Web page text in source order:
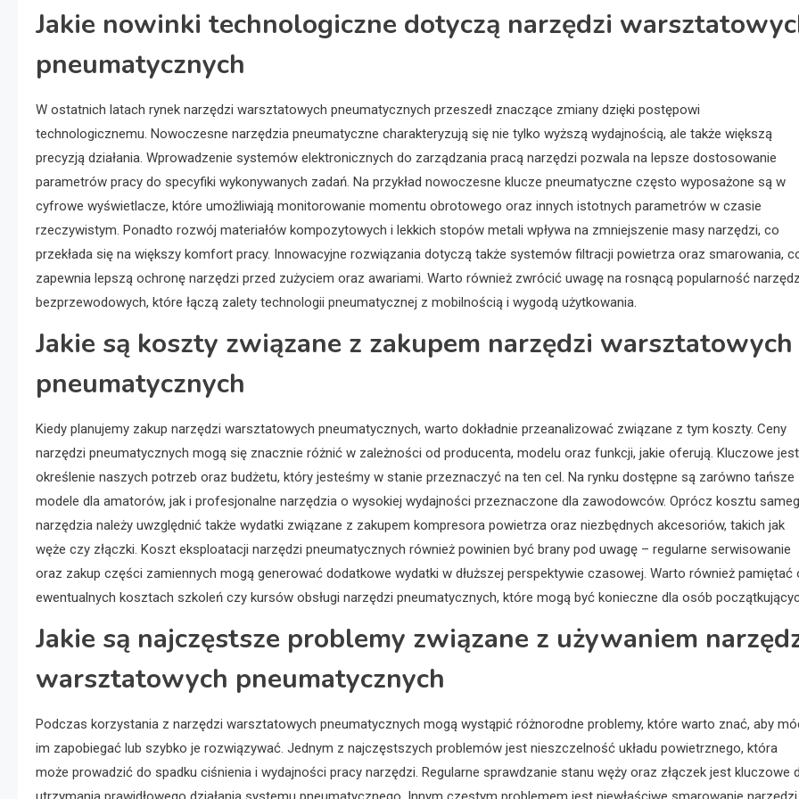
Jakie nowinki technologiczne dotyczą narzędzi
pneumatycznych
W ostatnich latach rynek narzędzi warsztatowych pneumatycznych przeszedł znaczące zmiany dzięki postępowi
technologicznemu. Nowoczesne narzędzia pneumatyczne charakteryzują się nie tylko wyższą wydajnością, ale także większą
precyzją działania. Wprowadzenie systemów elektronicznych do zarządzania pracą narzędzi pozwala na lepsze dostosowanie
parametrów pracy do specyfiki wykonywanych zadań. Na przykład nowoczesne klucze pneumatyczne często wyposażone są w
cyfrowe wyświetlacze, które umożliwiają monitorowanie momentu obrotowego oraz innych istotnych parametrów w czasie
rzeczywistym. Ponadto rozwój materiałów kompozytowych i lekkich stopów metali wpływa na zmniejszenie masy narzędzi, co
przekłada się na większy komfort pracy. Innowacyjne rozwiązania dotyczą także systemów filtracji powietrza oraz smarowania,
zapewnia lepszą ochronę narzędzi przed zużyciem oraz awariami. Warto również zwrócić uwagę na rosnącą popularność
bezprzewodowych, które łączą zalety technologii pneumatycznej z mobilnością i wygodą użytkowania.
Jakie są koszty związane z zakupem narzędzi warsztatowych
pneumatycznych
Kiedy planujemy zakup narzędzi warsztatowych pneumatycznych, warto dokładnie przeanalizować związane z tym koszty. Ceny
narzędzi pneumatycznych mogą się znacznie różnić w zależności od producenta, modelu oraz funkcji, jakie oferują. Kluczowe jest
określenie naszych potrzeb oraz budżetu, który jesteśmy w stanie przeznaczyć na ten cel. Na rynku dostępne są zarówno tańsze
modele dla amatorów, jak i profesjonalne narzędzia o wysokiej wydajności przeznaczone dla zawodowców. Oprócz kosztu
narzędzia należy uwzględnić także wydatki związane z zakupem kompresora powietrza oraz niezbędnych akcesoriów, takich jak
węże czy złączki. Koszt eksploatacji narzędzi pneumatycznych również powinien być brany pod uwagę – regularne serwisowanie
oraz zakup części zamiennych mogą generować dodatkowe wydatki w dłuższej perspektywie czasowej. Warto również pamiętać
ewentualnych kosztach szkoleń czy kursów obsługi narzędzi pneumatycznych, które mogą być konieczne dla osób
Jakie są najczęstsze problemy związane z używaniem
warsztatowych pneumatycznych
Podczas korzystania z narzędzi warsztatowych pneumatycznych mogą wystąpić różnorodne problemy, które warto znać, aby
im zapobiegać lub szybko je rozwiązywać. Jednym z najczęstszych problemów jest nieszczelność układu powietrznego, która
może prowadzić do spadku ciśnienia i wydajności pracy narzędzi. Regularne sprawdzanie stanu węży oraz złączek jest kluczowe